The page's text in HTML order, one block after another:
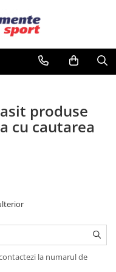
produse
cu cautarea
la numarul de